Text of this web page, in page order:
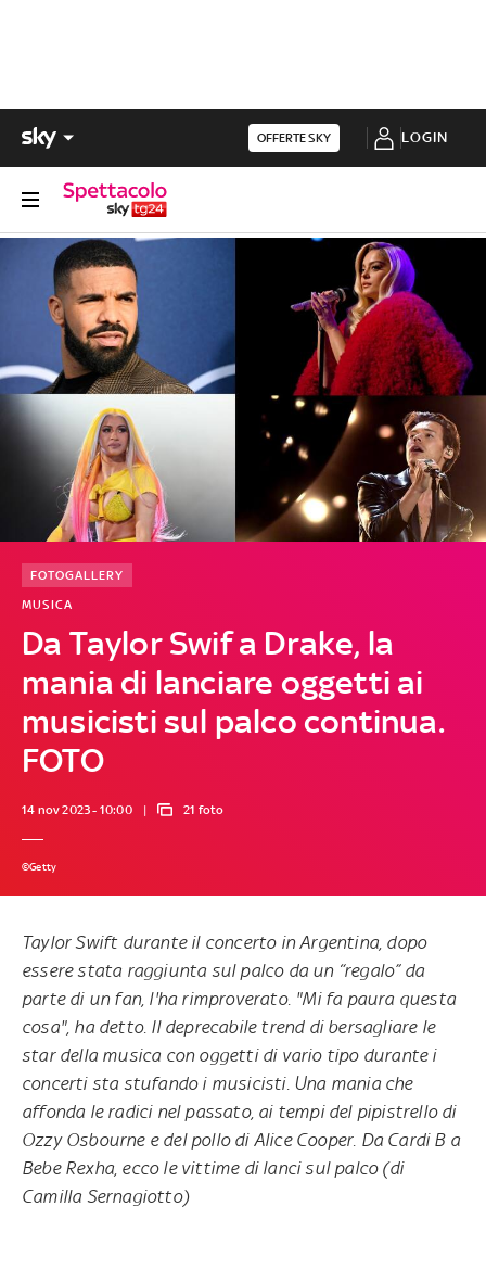
OFFERTE SKY LOGIN
Da Taylor Swif a Drake, la
mania di lanciare oggetti ai
musicisti sul palco continua.
FOTO
MUSICA
FOTOGALLERY
14 nov 2023 - 10:00 21 foto
©Getty
Taylor Swift durante il concerto in Argentina, dopo
essere stata raggiunta sul palco da un “regalo” da
parte di un fan, l'ha rimproverato. "Mi fa paura questa
cosa", ha detto. Il deprecabile trend di bersagliare le
star della musica con oggetti di vario tipo durante i
concerti sta stufando i musicisti. Una mania che
affonda le radici nel passato, ai tempi del pipistrello di
Ozzy Osbourne e del pollo di Alice Cooper. Da Cardi B a
Bebe Rexha, ecco le vittime di lanci sul palco (di
Camilla Sernagiotto)